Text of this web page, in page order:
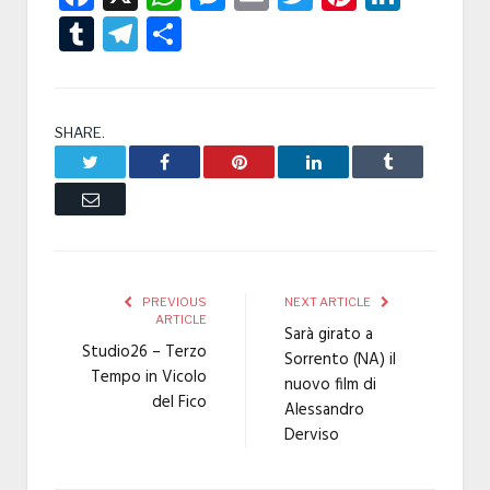
TumblrTelegram
SHARE.
Facebook Pinterest LinkedIn Tumblr
Email
PREVIOUS
ARTICLE
Studio26 – Terzo
Tempo in Vicolo
del Fico
NEXT ARTICLE
Sarà girato a
Sorrento (NA) il
nuovo film di
Alessandro
Derviso